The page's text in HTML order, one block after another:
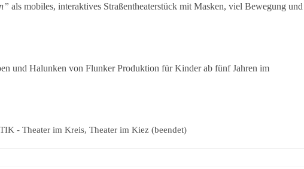
als mobiles, interaktives Straßentheaterstück mit Masken, viel Bewegung und
und Halunken von Flunker Produktion für Kinder ab fünf Jahren im
- Theater im Kreis, Theater im Kiez (beendet)